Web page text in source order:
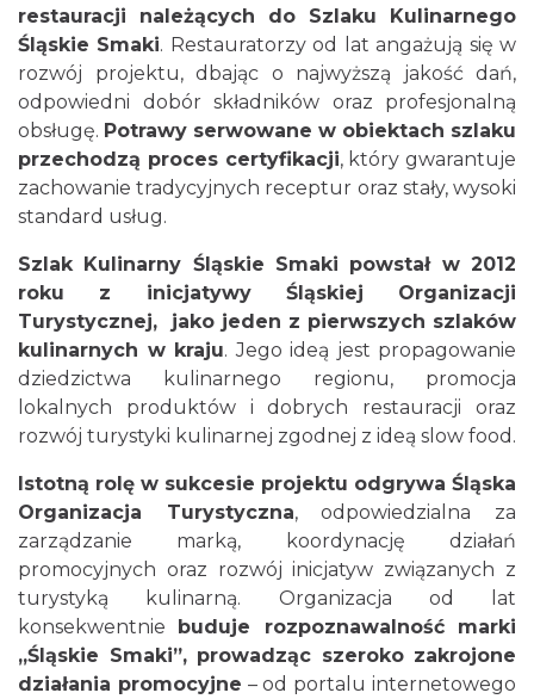
restauracji należących do Szlaku Kulinarnego
Śląskie Smaki. Restauratorzy od lat angażują się w
rozwój projektu, dbając o najwyższą jakość dań,
odpowiedni dobór składników oraz profesjonalną
obsługę. Potrawy serwowane w obiektach szlaku
przechodzą proces certyfikacji, który gwarantuje
zachowanie tradycyjnych receptur oraz stały, wysoki
standard usług.
Szlak Kulinarny Śląskie Smaki powstał w 2012
roku z inicjatywy Śląskiej Organizacji
Turystycznej, jako jeden z pierwszych szlaków
kulinarnych w kraju. Jego ideą jest propagowanie
dziedzictwa kulinarnego regionu, promocja
lokalnych produktów i dobrych restauracji oraz
rozwój turystyki kulinarnej zgodnej z ideą slow food.
Istotną rolę w sukcesie projektu odgrywa Śląska
Organizacja Turystyczna, odpowiedzialna za
zarządzanie marką, koordynację działań
promocyjnych oraz rozwój inicjatyw związanych z
turystyką kulinarną. Organizacja od lat
konsekwentnie buduje rozpoznawalność marki
„Śląskie Smaki”, prowadząc szeroko zakrojone
działania promocyjne – od portalu internetowego